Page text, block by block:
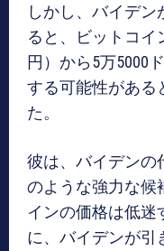
しかし、バイデ
ると、ビットコイ
円）から5万5000
する可能性がある
た。
彼は、バイデンの
のような強力な候
インの価格は低迷
に、バイデンが引